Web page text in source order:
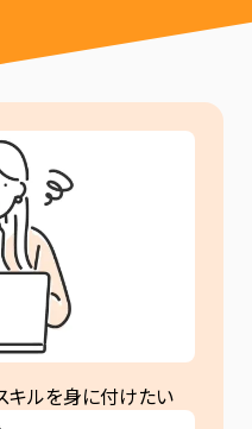
キルを身に付けたい